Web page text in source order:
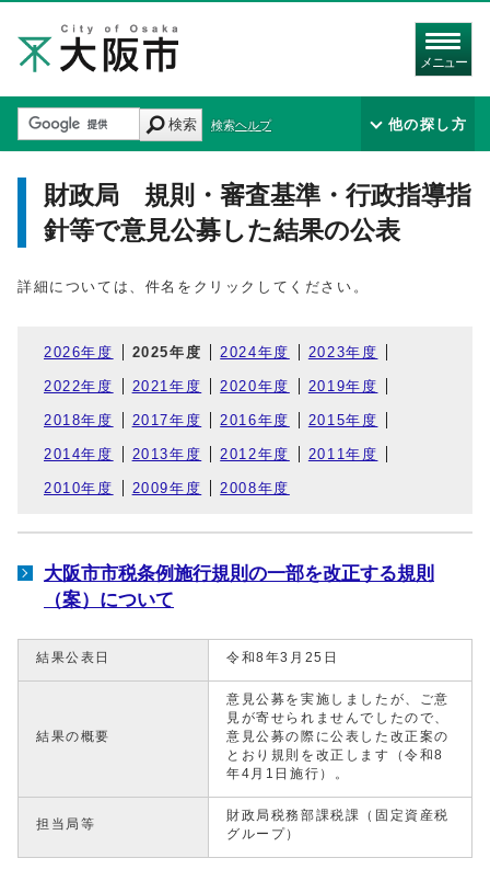
メニュー
検索 検索ヘルプ 他の探し方
財政局 規則・審査基準・行政指導指
針等で意見公募した結果の公表
詳細については、件名をクリックしてください。
2026年度 2025年度 2024年度 2023年度
2022年度 2021年度 2020年度 2019年度
2018年度 2017年度 2016年度 2015年度
2014年度 2013年度 2012年度 2011年度
2010年度 2009年度 2008年度
大阪市市税条例施行規則の一部を改正する規則
（案）について
結果公表日 令和8年3月25日
結果の概要
意見公募を実施しましたが、ご意
見が寄せられませんでしたので、
意見公募の際に公表した改正案の
とおり規則を改正します（令和8
年4月1日施行）。
担当局等
財政局税務部課税課（固定資産税
グループ）